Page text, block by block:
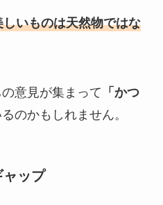
いものは天然物ではな
意見が集まって 「かつ
のかもしれません。
ップ